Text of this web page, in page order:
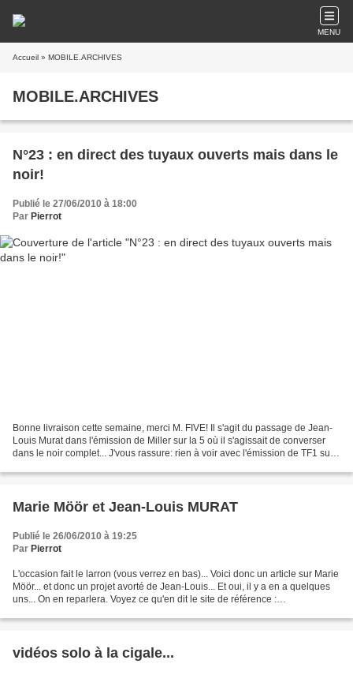
MENU
Accueil » MOBILE.ARCHIVES
MOBILE.ARCHIVES
N°23 : en direct des tuyaux ouverts mais dans le
noir!
Publié le 27/06/2010 à 18:00
Par Pierrot
Bonne livraison cette semaine, merci M. FIVE! Il s'agit du passage de Jean-
Louis Murat dans l'émission de Miller sur la 5 où il s'agissait de converser
dans le noir complet... J'vous rassure: rien à voir avec l'émission de TF1 sur
Marie Möör et Jean-Louis MURAT
Publié le 26/06/2010 à 19:25
Par Pierrot
L'occasion fait le larron (vous verrez en bas)... Voici donc un article sur Marie
Möör... et donc un projet avorté de Jean-Louis... Et oui, il y a en a quelques
uns... On en reparlera. Voyez ce qu'en dit le site de référence :
vidéos solo à la cigale...